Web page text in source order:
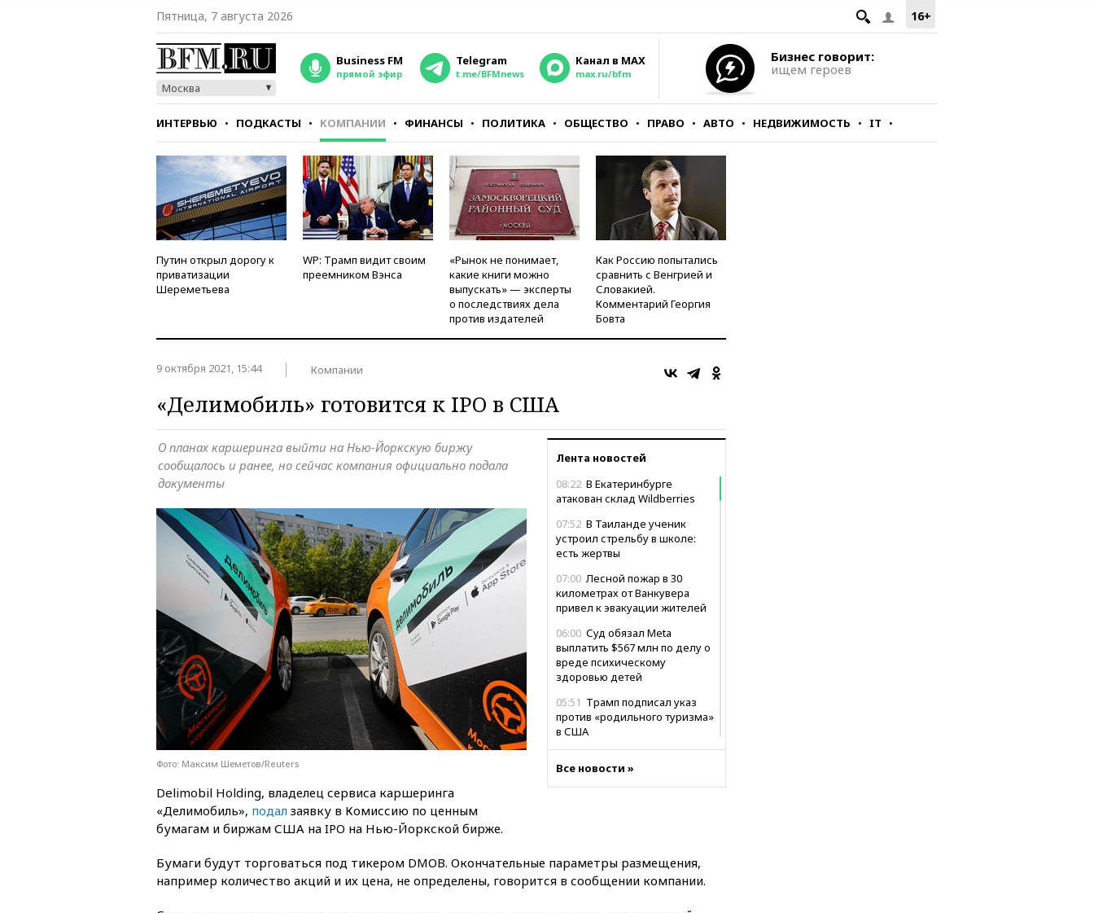
16+
Пятница, 7 августа 2026
Москва
Business FM
прямой эфир
Telegram
t.me/BFMnews
Канал в MAX
max.ru/bfm
Бизнес говорит:
ищем героев
ИНТЕРВЬЮ ПОДКАСТЫ КОМПАНИИ ФИНАНСЫ ПОЛИТИКА ОБЩЕСТВО ПРАВО АВТО НЕДВИЖИМОСТЬ IT
СТИЛЬ ТЕСТЫ
Путин открыл дорогу к
приватизации
Шереметьева
WP: Трамп видит своим
преемником Вэнса
«Рынок не понимает,
какие книги можно
выпускать» — эксперты
о последствиях дела
против издателей
Как Россию попытались
сравнить с Венгрией и
Словакией.
Комментарий Георгия
Бовта
9 октября 2021, 15:44 Компании
«Делимобиль» готовится к IPO в США
Лента новостей
08:22 В Екатеринбурге
атакован склад Wildberries
07:52 В Таиланде ученик
устроил стрельбу в школе:
есть жертвы
07:00 Лесной пожар в 30
километрах от Ванкувера
привел к эвакуации жителей
06:00 Суд обязал Meta
выплатить $567 млн по делу о
вреде психическому
здоровью детей
05:51 Трамп подписал указ
против «родильного туризма»
в США
рублей в пользу семьи
отравившегося в детсаду
02:00 Ни один водоем Англии
химической безопасности
Все новости »
О планах каршеринга выйти на Нью-Йоркскую биржу
сообщалось и ранее, но сейчас компания официально подала
документы
Фото: Максим Шеметов/Reuters
Delimobil Holding, владелец сервиса каршеринга
«Делимобиль», подал заявку в Комиссию по ценным
бумагам и биржам США на IPO на Нью-Йоркской бирже.
Бумаги будут торговаться под тикером DMOB. Окончательные параметры размещения,
например количество акций и их цена, не определены, говорится в сообщении компании.